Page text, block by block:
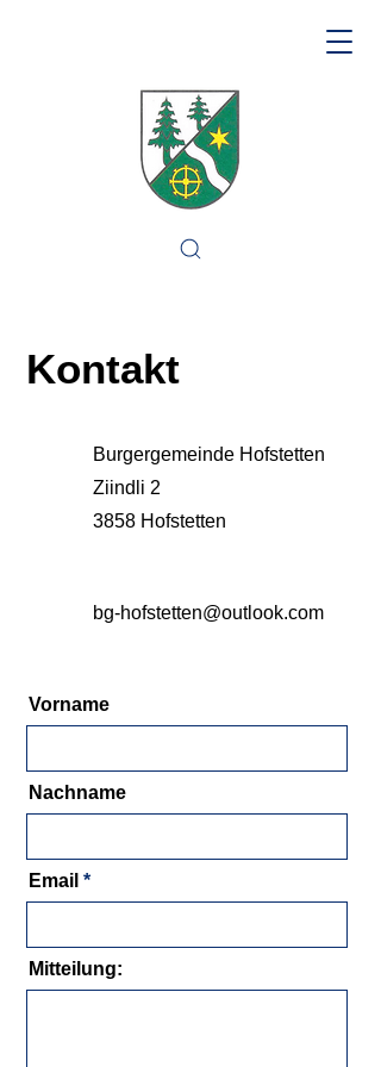
Kontakt
Burgergemeinde Hofstetten
Ziindli 2
3858 Hofstetten
bg-hofstetten@outlook.com
Vorname
Nachname
Email
Mitteilung: